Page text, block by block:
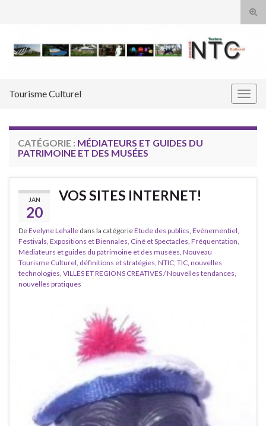
Tourisme Culturel
CATÉGORIE : MÉDIATEURS ET GUIDES DU
PATRIMOINE ET DES MUSÉES
JAN
20
VOS SITES INTERNET!
DeEvelyne Lehalle dans la catégorieEtude des publics, Evénementiel,
Festivals, Expositions et Biennales, Ciné et Spectacles, Fréquentation,
Médiateurs et guides du patrimoine et des musées, Nouveau
Tourisme Culturel, définitions et stratégies, NTIC, TIC, nouvelles
technologies, VILLES ET REGIONS CREATIVES / Nouvelles tendances,
nouvelles pratiques